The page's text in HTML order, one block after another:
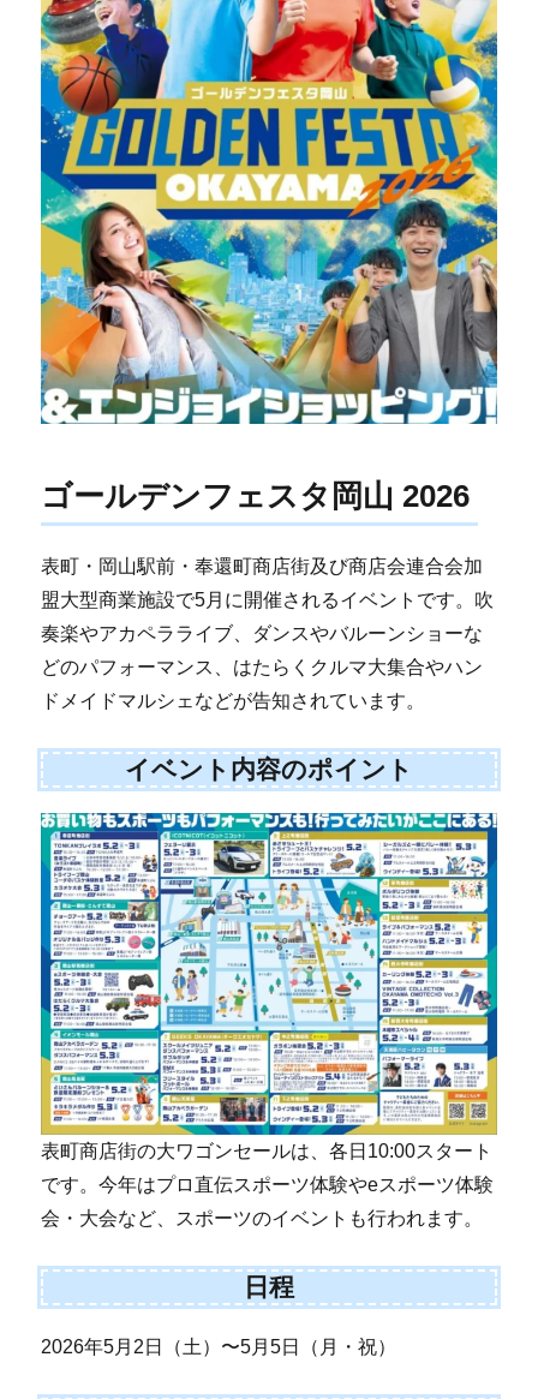
ゴールデンフェスタ岡山 2026
表町・岡山駅前・奉還町商店街及び商店会連合会加
盟大型商業施設で5月に開催されるイベントです。吹
奏楽やアカペラライブ、ダンスやバルーンショーな
どのパフォーマンス、はたらくクルマ大集合やハン
ドメイドマルシェなどが告知されています。
イベント内容のポイント
表町商店街の大ワゴンセールは、各日10:00スタート
です。今年はプロ直伝スポーツ体験やeスポーツ体験
会・大会など、スポーツのイベントも行われます。
日程
2026年5月2日（土）〜5月5日（月・祝）